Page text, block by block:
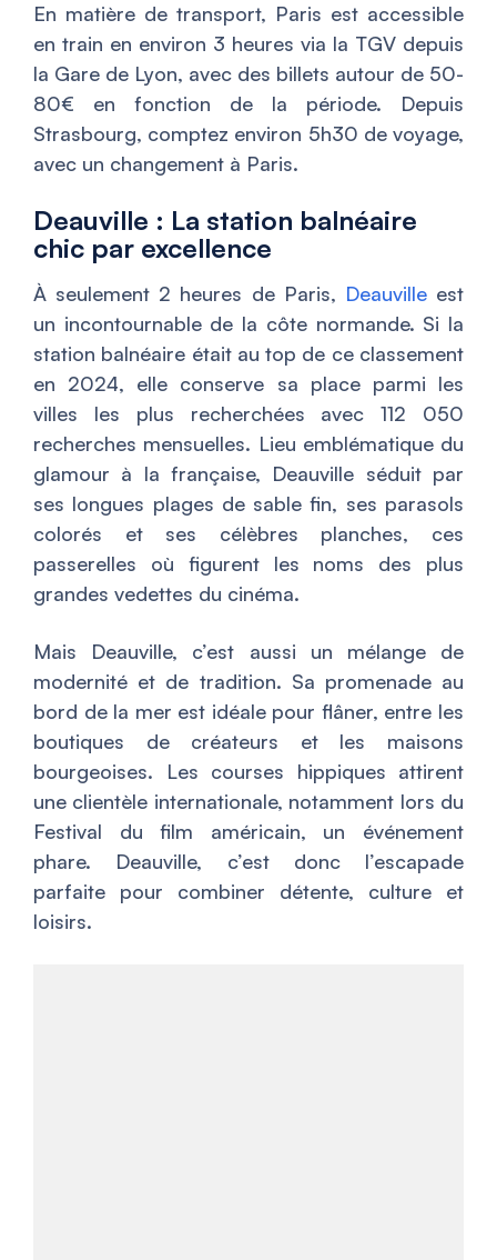
En matière de transport, Paris est accessible
en train en environ 3 heures via la TGV depuis
la Gare de Lyon, avec des billets autour de 50-
80€ en fonction de la période. Depuis
Strasbourg, comptez environ 5h30 de voyage,
avec un changement à Paris.
Deauville : La station balnéaire
chic par excellence
À seulement 2 heures de Paris, Deauvilleest
un incontournable de la côte normande. Si la
station balnéaire était au top de ce classement
en 2024, elle conserve sa place parmi les
villes les plus recherchées avec 112 050
recherches mensuelles. Lieu emblématique du
glamour à la française, Deauville séduit par
ses longues plages de sable fin, ses parasols
colorés et ses célèbres planches, ces
passerelles où figurent les noms des plus
grandes vedettes du cinéma.
Mais Deauville, c’est aussi un mélange de
modernité et de tradition. Sa promenade au
bord de la mer est idéale pour flâner, entre les
boutiques de créateurs et les maisons
bourgeoises. Les courses hippiques attirent
une clientèle internationale, notamment lors du
Festival du film américain, un événement
phare. Deauville, c’est donc l’escapade
parfaite pour combiner détente, culture et
loisirs.